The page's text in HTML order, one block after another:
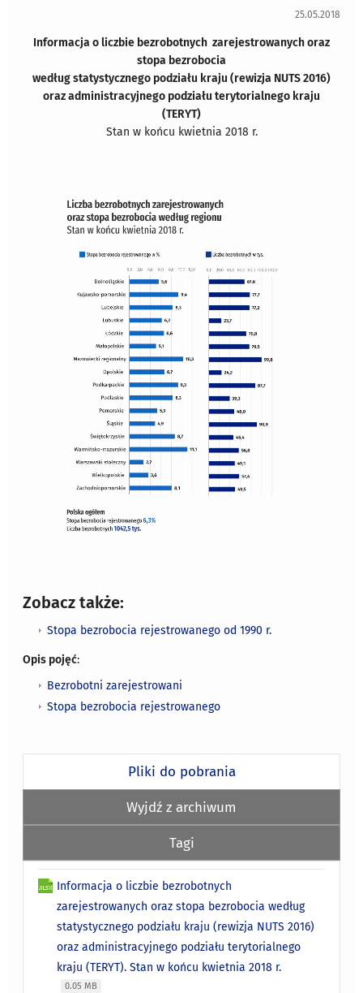
25.05.2018
Informacja o liczbie bezrobotnych zarejestrowanych oraz
stopa bezrobocia
wedługstatystycznego podziału kraju (rewizja NUTS 2016)
oraz administracyjnego podziału terytorialnego kraju
(TERYT)
Stan w końcu kwietnia 2018 r.
Zobacz także:
Stopa bezrobocia rejestrowanego od 1990 r.
Opis pojęć:
Bezrobotni zarejestrowani
Stopa bezrobocia rejestrowanego
Pliki do pobrania
Wyjdź z archiwum
Tagi
Informacja o liczbie bezrobotnych
zarejestrowanych oraz stopa bezrobocia według
statystycznego podziału kraju (rewizja NUTS 2016)
oraz administracyjnego podziału terytorialnego
kraju (TERYT). Stan w końcu kwietnia 2018 r.
0.05 MB